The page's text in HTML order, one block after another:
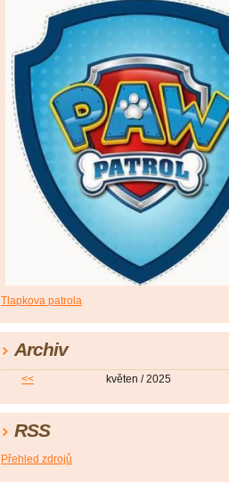
Tlapkova patrola
Archiv
<< květen / 2025
RSS
Přehled zdrojů